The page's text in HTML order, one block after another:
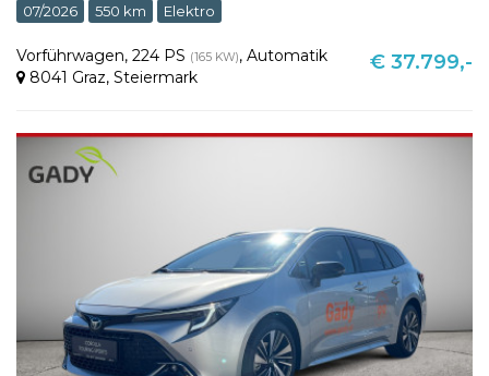
07/2026 550 km Elektro
Vorführwagen, 224 PS (165 KW), Automatik
8041 Graz, Steiermark
€ 37.799,-